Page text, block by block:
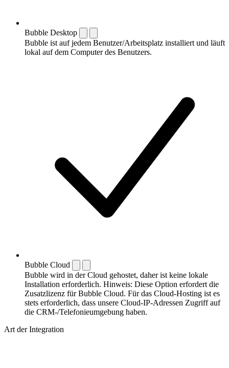
Bubble Desktop
Bubble ist auf jedem Benutzer/Arbeitsplatz installiert und läuft
lokal auf dem Computer des Benutzers.
Bubble Cloud
Bubble wird in der Cloud gehostet, daher ist keine lokale
Installation erforderlich. Hinweis: Diese Option erfordert die
Zusatzlizenz für Bubble Cloud. Für das Cloud-Hosting ist es
stets erforderlich, dass unsere Cloud-IP-Adressen Zugriff auf
die CRM-/Telefonieumgebung haben.
Art der Integration